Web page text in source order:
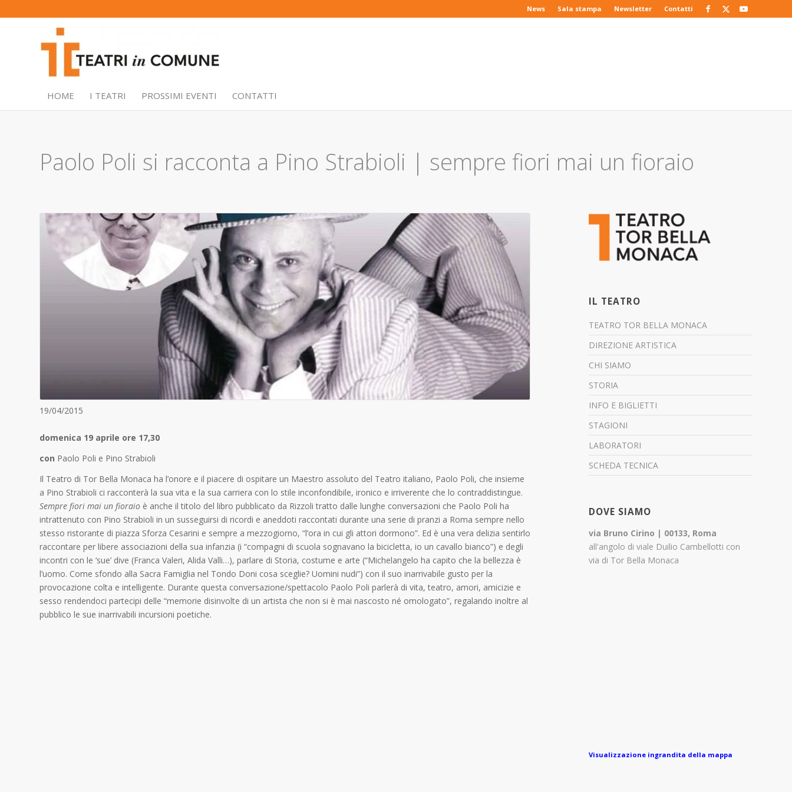
News Sala stampa Newsletter Contatti
HOME I TEATRI PROSSIMI EVENTI CONTATTI
Paolo Poli si racconta a Pino Strabioli | sempre fiori mai un fioraio
19/04/2015
domenica 19 aprile ore 17,30
con Paolo Poli e Pino Strabioli
Il Teatro di Tor Bella Monaca ha l’onore e il piacere di ospitare un Maestro assoluto del Teatro italiano, Paolo Poli, che insieme
a Pino Strabioli ci racconterà la sua vita e la sua carriera con lo stile inconfondibile, ironico e irriverente che lo contraddistingue.
Sempre fiori mai un fioraio è anche il titolo del libro pubblicato da Rizzoli tratto dalle lunghe conversazioni che Paolo Poli ha
intrattenuto con Pino Strabioli in un susseguirsi di ricordi e aneddoti raccontati durante una serie di pranzi a Roma sempre nello
stesso ristorante di piazza Sforza Cesarini e sempre a mezzogiorno, “l’ora in cui gli attori dormono”. Ed è una vera delizia sentirlo
raccontare per libere associazioni della sua infanzia (i “compagni di scuola sognavano la bicicletta, io un cavallo bianco”) e degli
incontri con le ‘sue’ dive (Franca Valeri, Alida Valli…), parlare di Storia, costume e arte (“Michelangelo ha capito che la bellezza è
l’uomo. Come sfondo alla Sacra Famiglia nel Tondo Doni cosa sceglie? Uomini nudi”) con il suo inarrivabile gusto per la
provocazione colta e intelligente. Durante questa conversazione/spettacolo Paolo Poli parlerà di vita, teatro, amori, amicizie e
sesso rendendoci partecipi delle “memorie disinvolte di un artista che non si è mai nascosto né omologato”, regalando inoltre al
pubblico le sue inarrivabili incursioni poetiche.
IL TEATRO
TEATRO TOR BELLA MONACA
DIREZIONE ARTISTICA
CHI SIAMO
STORIA
INFO E BIGLIETTI
STAGIONI
LABORATORI
SCHEDA TECNICA
DOVE SIAMO
via Bruno Cirino | 00133, Roma
all'angolo di viale Duilio Cambellotti con
via di Tor Bella Monaca
Visualizzazione ingrandita della mappa